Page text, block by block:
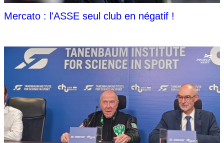
Mercato : l'ASSE seul club en négatif !